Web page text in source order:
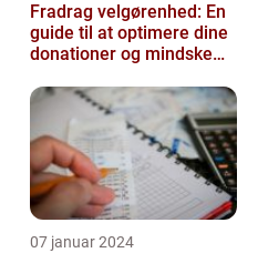
Fradrag velgørenhed: En
guide til at optimere dine
donationer og mindske
07 januar 2024